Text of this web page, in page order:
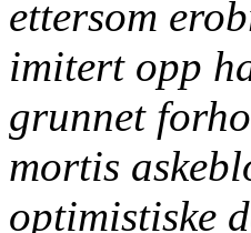
ettersom
imitert opp
grunnet
mortis
optimistiske